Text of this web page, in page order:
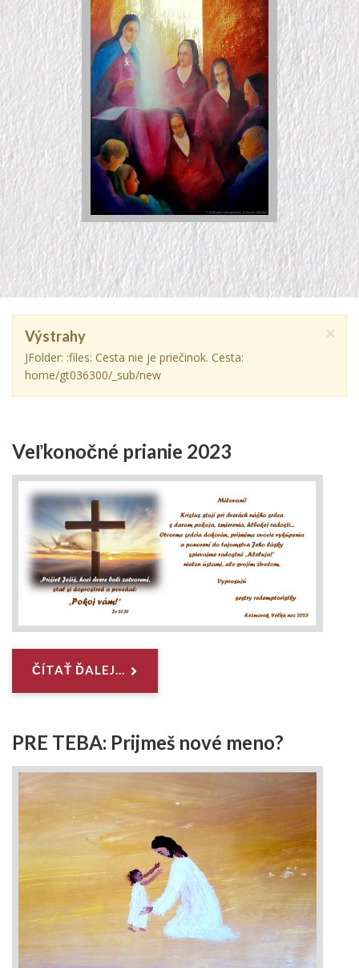
×
Výstrahy
JFolder: :files: Cesta nie je priečinok. Cesta:
home/gt036300/_sub/new
Veľkonočné prianie 2023
ČÍTAŤ ĎALEJ...
PRE TEBA: Prijmeš nové meno?